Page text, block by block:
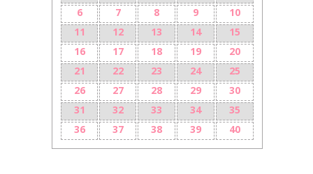
6
7 8 9
10
11
12 13 14
15
16
17 18 19
20
21
22 23 24
25
26
27 28 29
30
31
32 33 34
35
36
37 38 39 40